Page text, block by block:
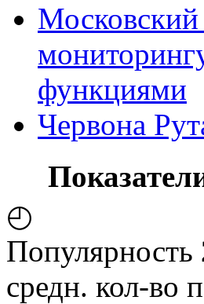
Московский
функциями
Червона
◴
Популярность
средн. кол-во